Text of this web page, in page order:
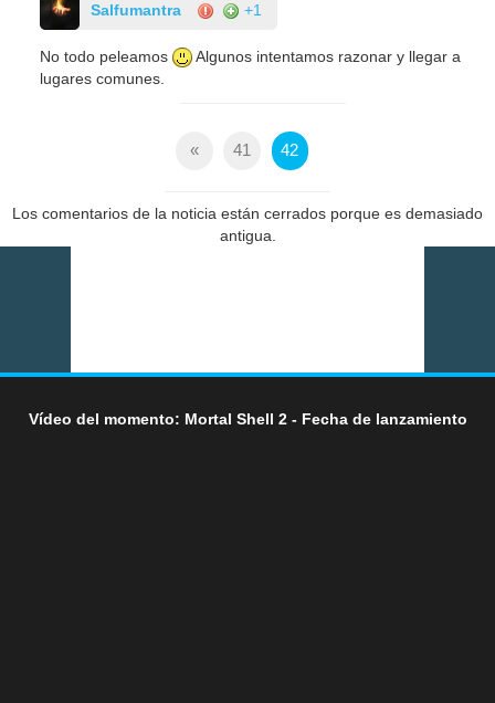
Salfumantra +1
No todo peleamos
Algunos intentamos razonar y llegar a
lugares comunes.
« 41 42
Los comentarios de la noticia están cerrados porque es demasiado
antigua.
Vídeo del momento: Mortal Shell 2 - Fecha de lanzamiento